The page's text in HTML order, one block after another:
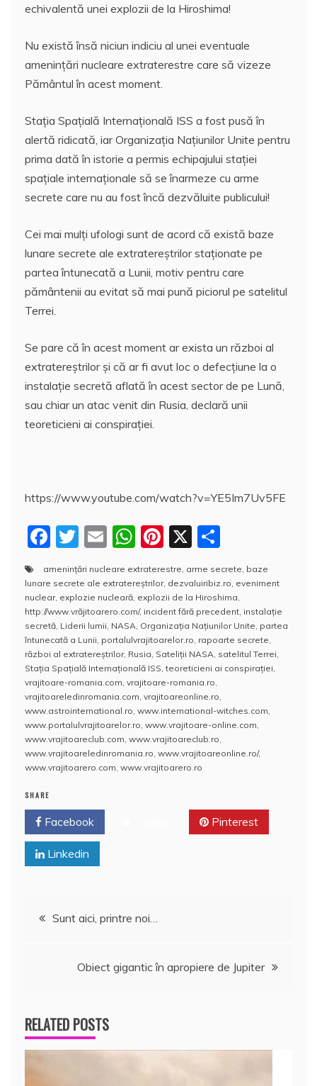
echivalentă unei explozii de la Hiroshima!
Nu există însă niciun indiciu al unei eventuale
amenințări nucleare extraterestre care să vizeze
Pământul în acest moment.
Stația Spațială Internațională ISS a fost pusă în
alertă ridicată, iar Organizația Națiunilor Unite pentru
prima dată în istorie a permis echipajului stației
spațiale internaționale să se înarmeze cu arme
secrete care nu au fost încă dezvăluite publicului!
Cei mai mulţi ufologi sunt de acord că există baze
lunare secrete ale extratereştrilor staționate pe
partea întunecată a Lunii, motiv pentru care
pământenii au evitat să mai pună piciorul pe satelitul
Terrei.
Se pare că în acest moment ar exista un război al
extratereştrilor şi că ar fi avut loc o defecțiune la o
instalaţie secretă aflată în acest sector de pe Lună,
sau chiar un atac venit din Rusia, declară unii
teoreticieni ai conspiraţiei.
https://www.youtube.com/watch?v=YE5Im7Uv5FE
F
c
e
b
o
o
k
T
w
itt
er
E
ai
l
W
h
at
s
A
p
p
Pi
nt
er
e
st
X
rt
aj
e
a
z
ă
amenințări nucleare extraterestre arme secrete baze
lunare secrete ale extratereştrilor, dezvaluiribiz.ro eveniment
nuclear, explozie nucleară explozii de la Hiroshima
http://www.vrăjitoarero.com/, incident fără precedent instalaţie
secretă Liderii lumii NASA Organizația Națiunilor Unite partea
întunecată a Lunii portalulvrajitoarelor.ro rapoarte secrete
război al extratereştrilor, Rusia Sateliţii NASA satelitul Terrei
Stația Spațială Internațională ISS ,teoreticieni ai conspiraţiei
vrajitoare-romania.com vrajitoare-romania.ro
vrajitoareledinromania.com vrajitoareonline.ro
www.astrointernational.ro www.international-witches.com
www.portalulvrajitoarelor.ro www.vrajitoare-online.com
www.vrajitoareclub.com www.vrajitoareclub.ro
www.vrajitoareledinromania.ro www.vrajitoareonline.ro/,
www.vrajitoarero.com www.vrajitoarero.ro
SHARE
Facebook Pinterest
Linkedin
Navigare
Sunt aici, printre noi…
Obiect gigantic în apropiere de Jupiter
RELATED POSTS